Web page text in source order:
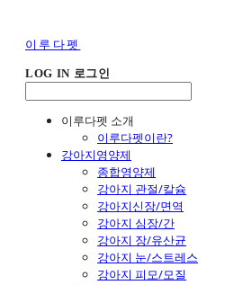
이루다펫
LOG IN 로그인
이루다펫 소개
이루다펫이란?
강아지영양제
종합영양제
강아지 관절/칼슘
강아지신장/면역
강아지 심장/간
강아지 장/유산균
강아지 눈/스트레스
강아지 피모/모질